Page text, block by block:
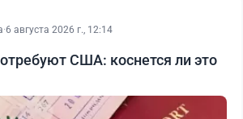
·6 августа 2026 г., 12:14
США: коснется ли это